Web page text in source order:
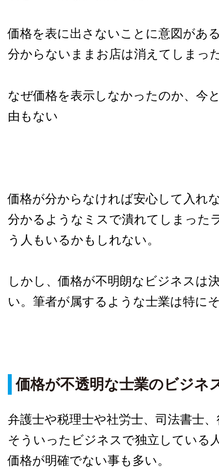
価格を表に出さないことに意図があ
分からないままお店は消えてしまっ
なぜ価格を表示しなかったのか、今
由もない
価格が分からなければ安心して入れ
分かるようなミスで潰れてしまった
う人もいるかもしれない。
しかし、価格が不明朗なビジネスは
い。筆者が属するような士業は特に
価格が不透明な士業のビジネ
弁護士や税理士や社労士、司法書士
そういったビジネスで独立している
価格が明確でない事も多い。